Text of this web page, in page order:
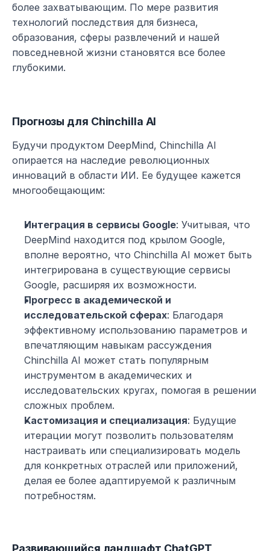
более захватывающим. По мере развития
технологий последствия для бизнеса,
образования, сферы развлечений и нашей
повседневной жизни становятся все более
глубокими.
Прогнозы для Chinchilla AI
Будучи продуктом DeepMind, Chinchilla AI
опирается на наследие революционных
инноваций в области ИИ. Ее будущее кажется
многообещающим:
Интеграция в сервисы Google: Учитывая, что
DeepMind находится под крылом Google,
вполне вероятно, что Chinchilla AI может быть
интегрирована в существующие сервисы
Google, расширяя их возможности.
Прогресс в академической и
исследовательской сферах: Благодаря
эффективному использованию параметров и
впечатляющим навыкам рассуждения
Chinchilla AI может стать популярным
инструментом в академических и
исследовательских кругах, помогая в решении
сложных проблем.
Кастомизация и специализация: Будущие
итерации могут позволить пользователям
настраивать или специализировать модель
для конкретных отраслей или приложений,
делая ее более адаптируемой к различным
потребностям.
Развивающийся ландшафт ChatGPT